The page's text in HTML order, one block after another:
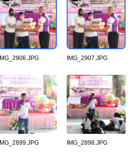
IMG_2906.JPG IMG_2907.JPG
IMG_2899.JPG IMG_2898.JPG